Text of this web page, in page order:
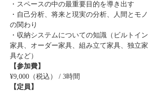
・スペースの中の最重要目的を導き出す
・自己分析、将来と現実の分析、人間とモノ
の関わり
・収納システムについての知識（ビルトイン
家具、オーダー家具、組み立て家具、独立家
具など）
【参加費】
¥9,000（税込） / 3時間
【定員】